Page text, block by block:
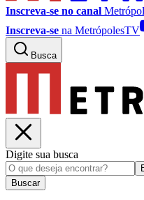
Inscreva-se no canal
Inscreva-se na MetrópolesTV
Busca
Digite sua busca
Buscar